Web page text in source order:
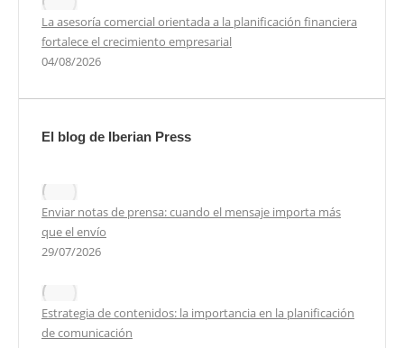
La asesoría comercial orientada a la planificación financiera
fortalece el crecimiento empresarial
04/08/2026
El blog de Iberian Press
Enviar notas de prensa: cuando el mensaje importa más
que el envío
29/07/2026
Estrategia de contenidos: la importancia en la planificación
de comunicación